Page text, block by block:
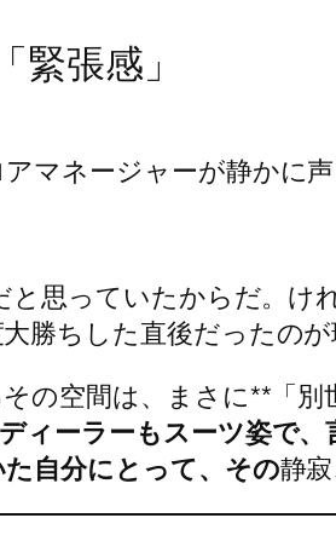
張感」
マネージャーが静かに
思っていたからだ。け
勝ちした直後だったの
の空間は、まさに**「別
ィーラーもスーツ姿で
自分にとって、その静